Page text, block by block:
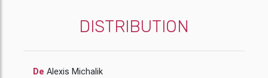
DISTRIBUTION
De
Alexis Michalik